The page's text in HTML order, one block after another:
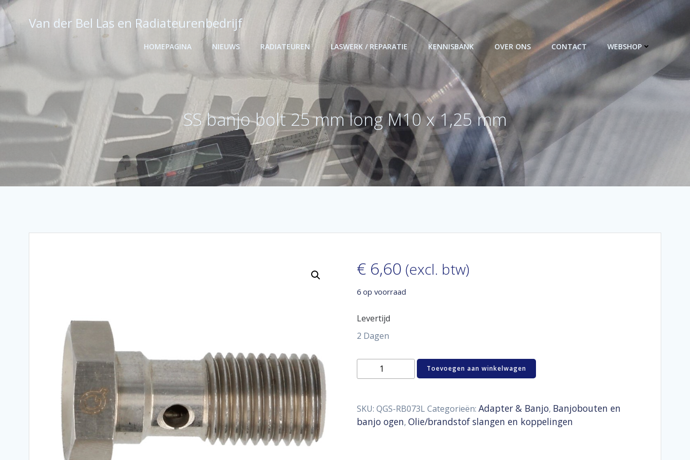
Ga
naar
inhoud
Van der Bel Las en Radiateurenbedrijf
HOMEPAGINA NIEUWS RADIATEUREN LASWERK / REPARATIE KENNISBANK OVER ONS CONTACT WEBSHOP
SS banjo bolt 25 mm long M10 x 1,25 mm
€6,60 (excl. btw)
6 op voorraad
Levertijd
2 Dagen
SS
mm
long
M10
Toevoegen aan winkelwagen
SKU: QGS-RB073L Categorieën: Adapter & Banjo, Banjobouten en
banjo ogen, Olie/brandstof slangen en koppelingen